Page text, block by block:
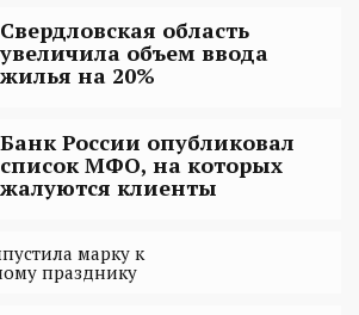
Свердловская область
увеличила объем ввода
жилья на 20%
Банк России опубликовал
список МФО, на которых
жалуются клиенты
марку к
празднику